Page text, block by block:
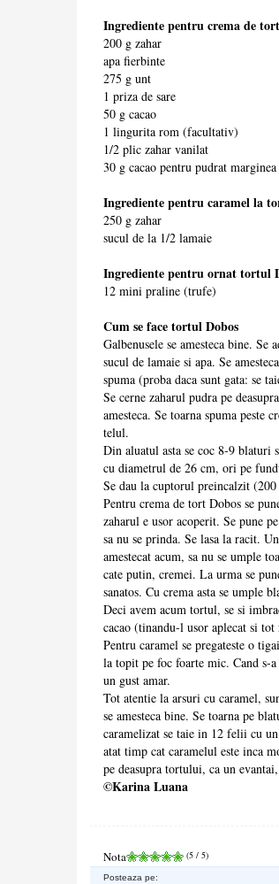
Ingrediente pentru crema de
200 g zahar
apa fierbinte
275 g unt
1 priza de sare
50 g cacao
1 lingurita rom (facultativ)
1/2 plic zahar vanilat
30 g cacao pentru pudrat
Ingrediente pentru caramel la
250 g zahar
sucul de la 1/2 lamaie
Ingrediente pentru ornat tortul
12 mini praline (trufe)
Cum se face tortul Dobos
Galbenusele se amesteca bine.
sucul de lamaie si apa. Se
spuma (proba daca sunt gata: se
Se cerne zaharul pudra pe
amesteca. Se toarna spuma peste
telul.
Din aluatul asta se coc 8-9
cu diametrul de 26 cm, ori pe
Se dau la cuptorul preincalzit
Pentru crema de tort Dobos se
zaharul e usor acoperit. Se pune
sa nu se prinda. Se lasa la racit.
amestecat acum, sa nu se umple
cate putin, cremei. La urma se
sanatos. Cu crema asta se umple
Deci avem acum tortul, se si
cacao (tinandu-l usor aplecat si
Pentru caramel se pregateste o
la topit pe foc foarte mic. Cand s-
un gust amar.
Tot atentie la arsuri cu caramel,
se amesteca bine. Se toarna pe
caramelizat se taie in 12 felii cu
atat timp cat caramelul este inca
pe deasupra tortului, ca un
©Karina Luana
Nota (5 / 5)
Posteaza pe: